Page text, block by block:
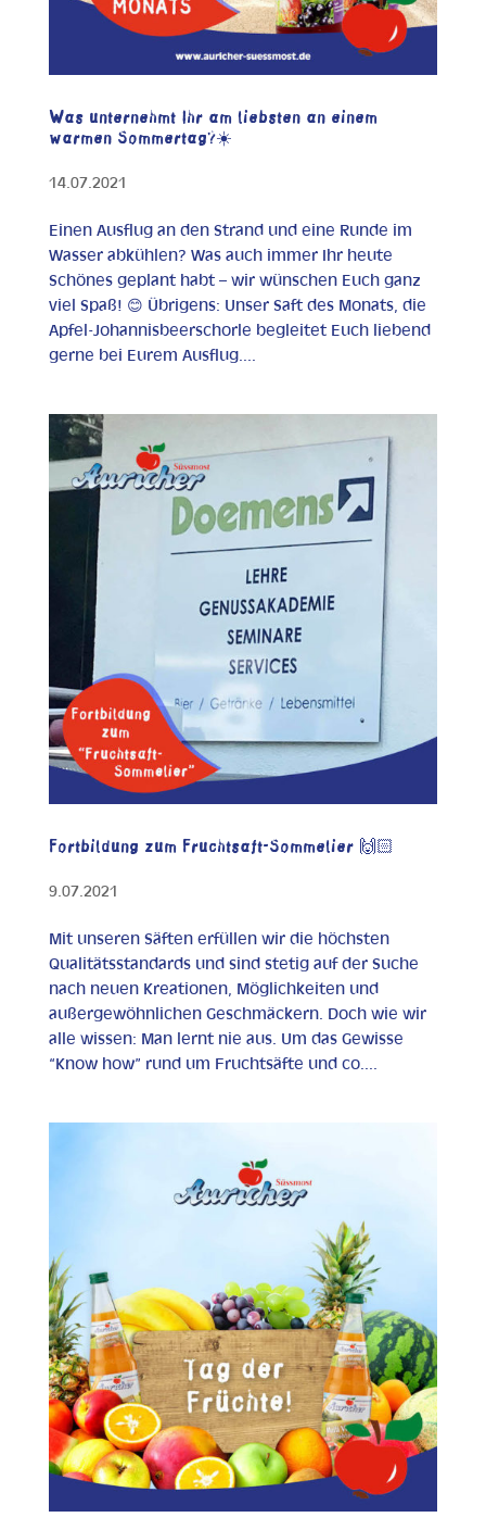
Was unternehmt Ihr am liebsten an einem
warmen Sommertag?☀️
14.07.2021
Einen Ausflug an den Strand und eine Runde im
Wasser abkühlen? Was auch immer Ihr heute
Schönes geplant habt – wir wünschen Euch ganz
viel Spaß! 😊 Übrigens: Unser Saft des Monats, die
Apfel-Johannisbeerschorle begleitet Euch liebend
gerne bei Eurem Ausflug....
Fortbildung zum Fruchtsaft-Sommelier 🙌🏻
9.07.2021
Mit unseren Säften erfüllen wir die höchsten
Qualitätsstandards und sind stetig auf der Suche
nach neuen Kreationen, Möglichkeiten und
außergewöhnlichen Geschmäckern. Doch wie wir
alle wissen: Man lernt nie aus. Um das Gewisse
“Know how” rund um Fruchtsäfte und co....